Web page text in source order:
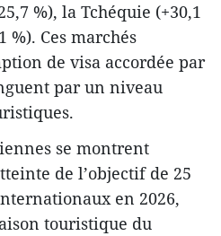
%), la Tchéquie (+30,1
%). Ces marchés
de visa accordée par
par un niveau
se montrent
de l’objectif de 25
en 2026,
touristique du